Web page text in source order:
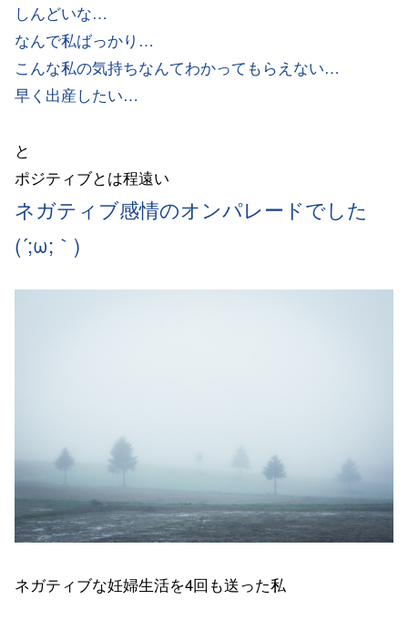
しんどいな…
なんで私ばっかり…
こんな私の気持ちなんてわかってもらえない…
早く出産したい…
と
ポジティブとは程遠い
ネガティブ感情のオンパレードでした
(´;ω;｀)
ネガティブな妊婦生活を4回も送った私